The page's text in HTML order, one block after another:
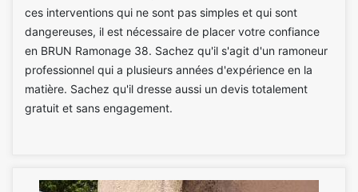
ces interventions qui ne sont pas simples et qui sont
dangereuses, il est nécessaire de placer votre confiance
en BRUN Ramonage 38. Sachez qu'il s'agit d'un ramoneur
professionnel qui a plusieurs années d'expérience en la
matière. Sachez qu'il dresse aussi un devis totalement
gratuit et sans engagement.